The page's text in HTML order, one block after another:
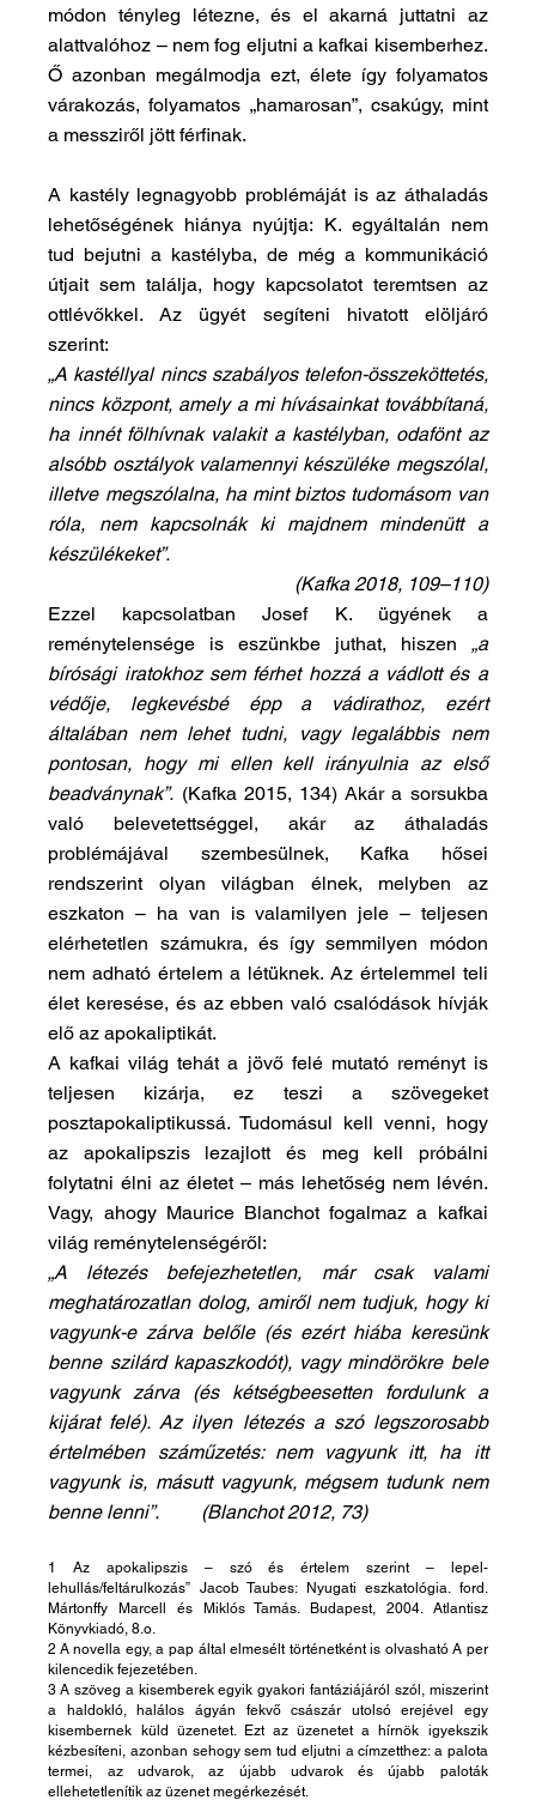
módon tényleg létezne, és el akarná juttatni az
alattvalóhoz – nem fog eljutni a kafkai kisemberhez.
Ő azonban megálmodja ezt, élete így folyamatos
várakozás, folyamatos „hamarosan”, csakúgy, mint
a messziről jött férfinak.
A kastély legnagyobb problémáját is az áthaladás
lehetőségének hiánya nyújtja: K. egyáltalán nem
tud bejutni a kastélyba, de még a kommunikáció
útjait sem találja, hogy kapcsolatot teremtsen az
ottlévőkkel. Az ügyét segíteni hivatott elöljáró
szerint:
„A kastéllyal nincs szabályos telefon-összeköttetés,
nincs központ, amely a mi hívásainkat továbbítaná,
ha innét fölhívnak valakit a kastélyban, odafönt az
alsóbb osztályok valamennyi készüléke megszólal,
illetve megszólalna, ha mint biztos tudomásom van
róla, nem kapcsolnák ki majdnem mindenütt a
készülékeket”.
(Kafka 2018, 109–110)
Ezzel kapcsolatban Josef K. ügyének a
reménytelensége is eszünkbe juthat, hiszen „a
bírósági iratokhoz sem férhet hozzá a vádlott és a
védője, legkevésbé épp a vádirathoz, ezért
általában nem lehet tudni, vagy legalábbis nem
pontosan, hogy mi ellen kell irányulnia az első
beadványnak”. (Kafka 2015, 134) Akár a sorsukba
való belevetettséggel, akár az áthaladás
problémájával szembesülnek, Kafka hősei
rendszerint olyan világban élnek, melyben az
eszkaton – ha van is valamilyen jele – teljesen
elérhetetlen számukra, és így semmilyen módon
nem adható értelem a létüknek. Az értelemmel teli
élet keresése, és az ebben való csalódások hívják
elő az apokaliptikát.
A kafkai világ tehát a jövő felé mutató reményt is
teljesen kizárja, ez teszi a szövegeket
posztapokaliptikussá. Tudomásul kell venni, hogy
az apokalipszis lezajlott és meg kell próbálni
folytatni élni az életet – más lehetőség nem lévén.
Vagy, ahogy Maurice Blanchot fogalmaz a kafkai
világ reménytelenségéről:
„A létezés befejezhetetlen, már csak valami
meghatározatlan dolog, amiről nem tudjuk, hogy ki
vagyunk-e zárva belőle (és ezért hiába keresünk
benne szilárd kapaszkodót), vagy mindörökre bele
vagyunk zárva (és kétségbeesetten fordulunk a
kijárat felé). Az ilyen létezés a szó legszorosabb
értelmében száműzetés: nem vagyunk itt, ha itt
vagyunk is, másutt vagyunk, mégsem tudunk nem
benne lenni”.         (Blanchot 2012, 73)
1 Az apokalipszis – szó és értelem szerint – lepel-
lehullás/feltárulkozás” Jacob Taubes: Nyugati eszkatológia. ford.
Mártonffy Marcell és Miklós Tamás. Budapest, 2004. Atlantisz
Könyvkiadó, 8.o.
2 A novella egy, a pap által elmesélt történetként is olvasható A per
kilencedik fejezetében.
3 A szöveg a kisemberek egyik gyakori fantáziájáról szól, miszerint
a haldokló, halálos ágyán fekvő császár utolsó erejével egy
kisembernek küld üzenetet. Ezt az üzenetet a hírnök igyekszik
kézbesíteni, azonban sehogy sem tud eljutni a címzetthez: a palota
termei, az udvarok, az újabb udvarok és újabb paloták
ellehetetlenítik az üzenet megérkezését.